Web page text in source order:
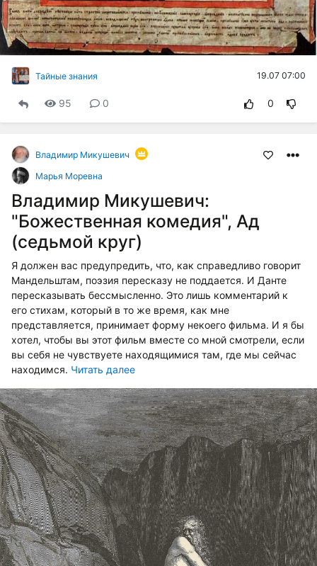
Тайные знания 19.07 07:00
95 0 0
Владимир Микушевич
Марья Моревна
Владимир Микушевич:
"Божественная комедия", Ад
(седьмой круг)
Я должен вас предупредить, что, как справедливо говорит
Мандельштам, поэзия пересказу не поддается. И Данте
пересказывать бессмысленно. Это лишь комментарий к
его стихам, который в то же время, как мне
представляется, принимает форму некоего фильма. И я бы
хотел, чтобы вы этот фильм вместе со мной смотрели, если
вы себя не чувствуете находящимися там, где мы сейчас
находимся. Читать далее